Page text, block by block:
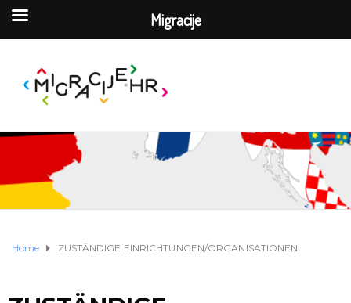
Home ZUSTÄNDIGE EINRICHTUNGEN/ORGANISATIONEN
Migracije